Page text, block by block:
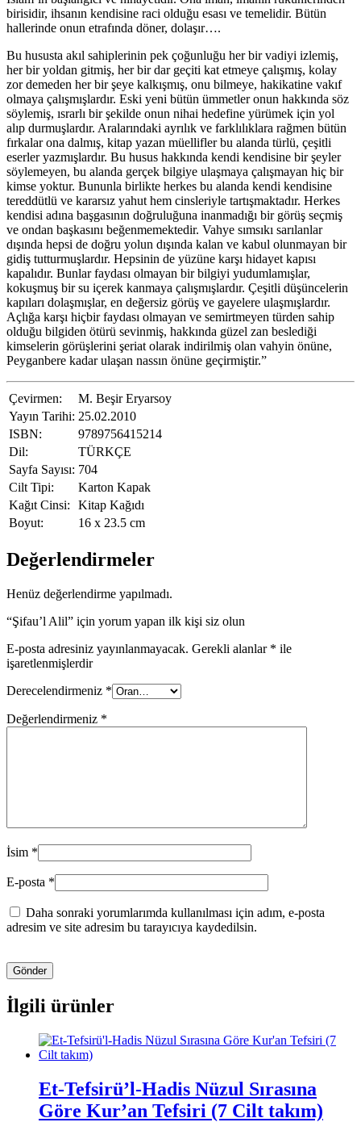
birisidir, ihsanın kendisine raci olduğu esası ve temelidir. Bütün
hallerinde onun etrafında döner, dolaşır….
Bu hususta akıl sahiplerinin pek çoğunluğu her bir vadiyi izlemiş,
her bir yoldan gitmiş, her bir dar geçiti kat etmeye çalışmış, kolay
zor demeden her bir şeye kalkışmış, onu bilmeye, hakikatine vakıf
olmaya çalışmışlardır. Eski yeni bütün ümmetler onun hakkında söz
söylemiş, ısrarlı bir şekilde onun nihai hedefine yürümek için yol
alıp durmuşlardır. Aralarındaki ayrılık ve farklılıklara rağmen bütün
fırkalar ona dalmış, kitap yazan müellifler bu alanda türlü, çeşitli
eserler yazmışlardır. Bu husus hakkında kendi kendisine bir şeyler
söylemeyen, bu alanda gerçek bilgiye ulaşmaya çalışmayan hiç bir
kimse yoktur. Bununla birlikte herkes bu alanda kendi kendisine
tereddütlü ve kararsız yahut hem cinsleriyle tartışmaktadır. Herkes
kendisi adına başgasının doğruluğuna inanmadığı bir görüş seçmiş
ve ondan başkasını beğenmemektedir. Vahye sımsıkı sarılanlar
dışında hepsi de doğru yolun dışında kalan ve kabul olunmayan bir
gidiş tutturmuşlardır. Hepsinin de yüzüne karşı hidayet kapısı
kapalıdır. Bunlar faydası olmayan bir bilgiyi yudumlamışlar,
kokuşmuş bir su içerek kanmaya çalışmışlardır. Çeşitli düşüncelerin
kapıları dolaşmışlar, en değersiz görüş ve gayelere ulaşmışlardır.
Açlığa karşı hiçbir faydası olmayan ve semirtmeyen türden sahip
olduğu bilgiden ötürü sevinmiş, hakkında güzel zan beslediği
kimselerin görüşlerini şeriat olarak indirilmiş olan vahyin önüne,
Peyganbere kadar ulaşan nassın önüne geçirmiştir.”
Çevirmen:
M. Beşir Eryarsoy
Yayın Tarihi: 25.02.2010
ISBN:
9789756415214
Dil:
TÜRKÇE
Sayfa Sayısı: 704
Cilt Tipi:
Karton Kapak
Kağıt Cinsi:
Kitap Kağıdı
Boyut:
16 x 23.5 cm
Değerlendirmeler
Henüz değerlendirme yapılmadı.
“Şifau’l Alil” için yorum yapan ilk kişi siz olun
E-posta adresiniz yayınlanmayacak. Gerekli alanlar * ile
işaretlenmişlerdir
Derecelendirmeniz *
Değerlendirmeniz *
İsim *
E-posta *
Daha sonraki yorumlarımda kullanılması için adım, e-posta
adresim ve site adresim bu tarayıcıya kaydedilsin.
İlgili ürünler
Et-Tefsirü’l-Hadis Nüzul Sırasına
Göre Kur’an Tefsiri (7 Cilt takım)